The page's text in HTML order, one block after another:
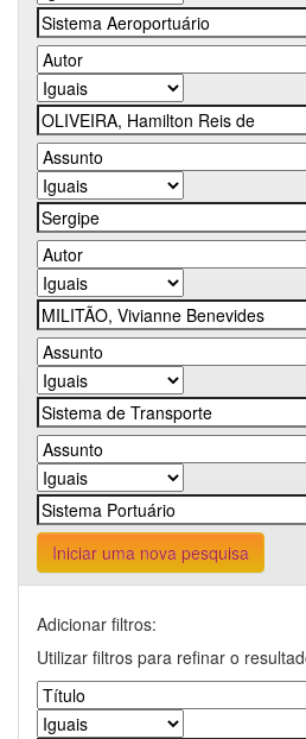
Iniciar uma nova pesquisa
Adicionar filtros:
Utilizar filtros para refinar o